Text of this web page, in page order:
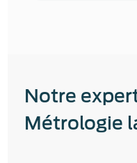
Notre
Métrologie